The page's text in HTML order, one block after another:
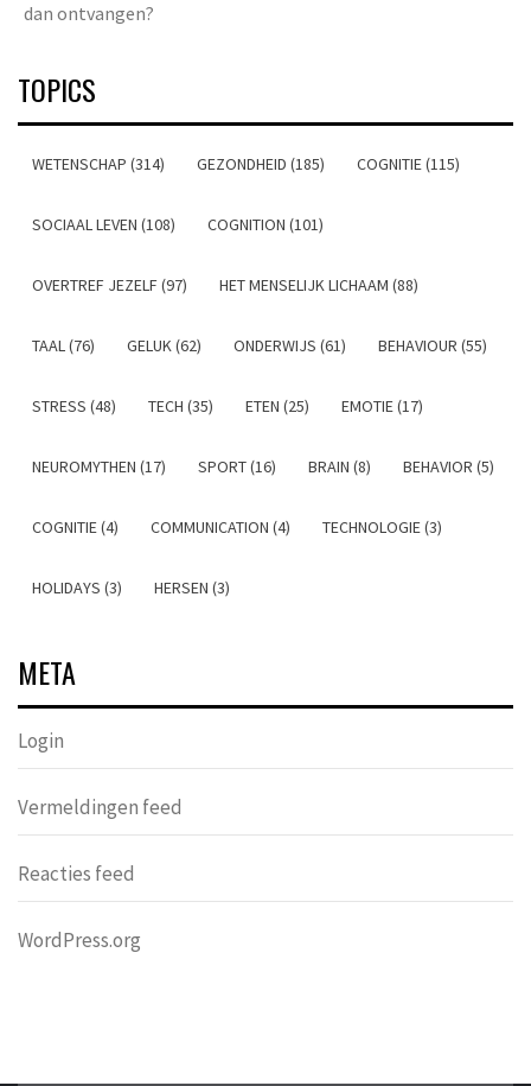
dan ontvangen?
TOPICS
WETENSCHAP (314) GEZONDHEID (185) COGNITIE (115)
SOCIAAL LEVEN (108) COGNITION (101)
OVERTREF JEZELF (97) HET MENSELIJK LICHAAM (88)
TAAL (76) GELUK (62) ONDERWIJS (61) BEHAVIOUR (55)
STRESS (48) TECH (35) ETEN (25) EMOTIE (17)
NEUROMYTHEN (17) SPORT (16) BRAIN (8) BEHAVIOR (5)
COGNITIE (4) COMMUNICATION (4) TECHNOLOGIE (3)
HOLIDAYS (3) HERSEN (3)
META
Login
Vermeldingen feed
Reacties feed
WordPress.org